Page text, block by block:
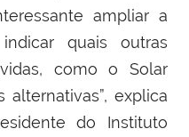
ampliar a
quais outras
como o Solar
explica
do Instituto